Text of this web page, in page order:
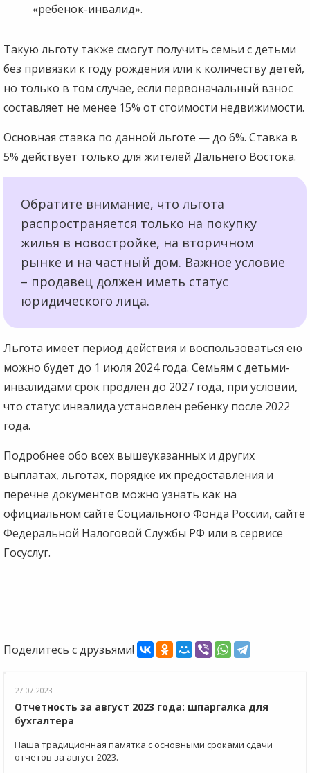
«ребенок-инвалид».
Такую льготу также смогут получить семьи с детьми
без привязки к году рождения или к количеству детей,
но только в том случае, если первоначальный взнос
составляет не менее 15% от стоимости недвижимости.
Основная ставка по данной льготе — до 6%. Ставка в
5% действует только для жителей Дальнего Востока.
Обратите внимание, что льгота
распространяется только на покупку
жилья в новостройке, на вторичном
рынке и на частный дом. Важное условие
– продавец должен иметь статус
юридического лица.
Льгота имеет период действия и воспользоваться ею
можно будет до 1 июля 2024 года. Семьям с детьми-
инвалидами срок продлен до 2027 года, при условии,
что статус инвалида установлен ребенку после 2022
года.
Подробнее обо всех вышеуказанных и других
выплатах, льготах, порядке их предоставления и
перечне документов можно узнать как на
официальном сайте Социального Фонда России, сайте
Федеральной Налоговой Службы РФ или в сервисе
Госуслуг.
Поделитесь с друзьями!
27.07.2023
Отчетность за август 2023 года: шпаргалка для
бухгалтера
Наша традиционная памятка с основными сроками сдачи
отчетов за август 2023.